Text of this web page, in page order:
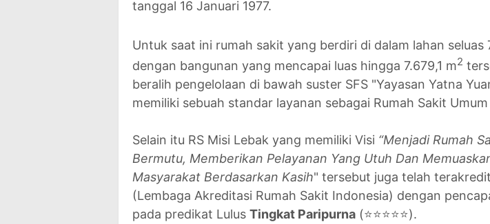
tanggal 16 Januari 1977.
Untuk saat ini rumah sakit yang berdiri di dalam lahan seluas
dengan bangunan yang mencapai luas hingga 7.679,1 m2
beralih pengelolaan di bawah suster SFS "Yayasan Yatna
memiliki sebuah standar layanan sebagai Rumah Sakit
Selain itu RS Misi Lebak yang memiliki Visi “Menjadi Rumah
Bermutu, Memberikan Pelayanan Yang Utuh Dan
Masyarakat Berdasarkan Kasih" tersebut juga telah
(Lembaga Akreditasi Rumah Sakit Indonesia) dengan
pada predikat Lulus Tingkat Paripurna (⭐⭐⭐⭐⭐).